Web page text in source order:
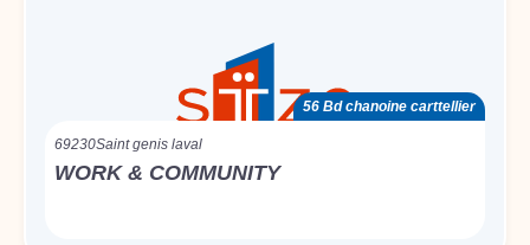
56 Bd chanoine carttellier
69230Saint genis laval
WORK & COMMUNITY